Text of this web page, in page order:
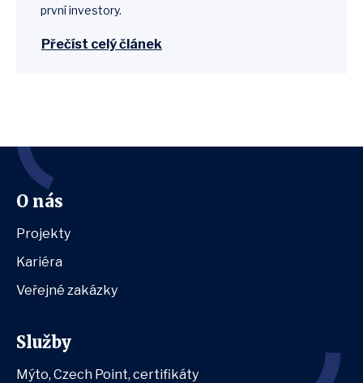
první investory.
Přečíst celý článek
O nás
Projekty
Kariéra
Veřejné zakázky
Služby
Mýto, Czech Point, certifikáty